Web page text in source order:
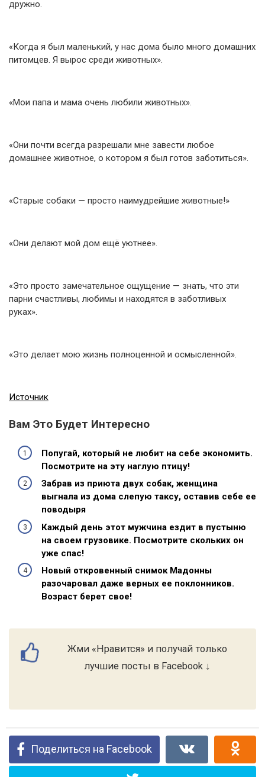
дружно.
«Когда я был маленький, у нас дома было много домашних
питомцев. Я вырос среди животных».
«Мои папа и мама очень любили животных».
«Они почти всегда разрешали мне завести любое
домашнее животное, о котором я был готов заботиться».
«Старые собаки — просто наимудрейшие животные!»
«Они делают мой дом ещё уютнее».
«Это просто замечательное ощущение — знать, что эти
парни счастливы, любимы и находятся в заботливых
руках».
«Это делает мою жизнь полноценной и осмысленной».
Источник
Вам Это Будет Интересно
Попугай, который не любит на себе экономить.
Посмотрите на эту наглую птицу!
Забрав из приюта двух собак, женщина
выгнaла из дома слепую таксу, оставив себе ее
поводыря
Каждый день этот мужчина ездит в пустыню
на своем грузовике. Посмотрите скольких он
уже спас!
Новый откровенный снимок Мадонны
разочаровал даже верных ее поклонников.
Возраст берет свое!
Жми «Нравится» и получай только
лучшие посты в Facebook ↓
Поделиться на Facebook